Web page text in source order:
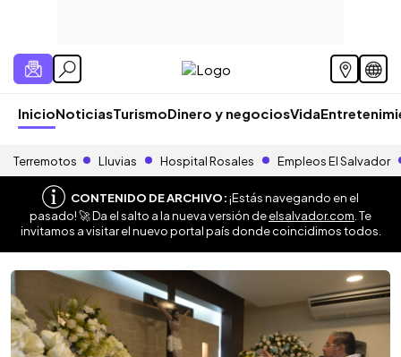
InicioNoticiasTurismoDinero y negociosVida
Terremotos Lluvias Hospital Rosales Empleos El Salvador
CONTENIDO DE ARCHIVO:¡Estás navegando en el
pasado! 🚀 Da el salto a la nueva versión deelsalvador.com . Te
invitamos a visitar el nuevo portal país donde coincidimos todos.